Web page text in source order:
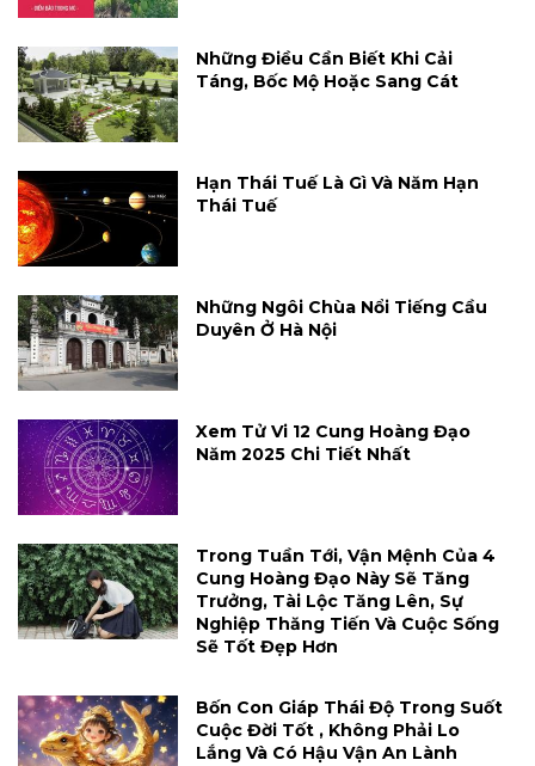
Những Điều Cần Biết Khi Cải
Táng, Bốc Mộ Hoặc Sang Cát
Hạn Thái Tuế Là Gì Và Năm Hạn
Thái Tuế
Những Ngôi Chùa Nổi Tiếng Cầu
Duyên Ở Hà Nội
Xem Tử Vi 12 Cung Hoàng Đạo
Năm 2025 Chi Tiết Nhất
Trong Tuần Tới, Vận Mệnh Của 4
Cung Hoàng Đạo Này Sẽ Tăng
Trưởng, Tài Lộc Tăng Lên, Sự
Nghiệp Thăng Tiến Và Cuộc Sống
Sẽ Tốt Đẹp Hơn
Bốn Con Giáp Thái Độ Trong Suốt
Cuộc Đời Tốt , Không Phải Lo
Lắng Và Có Hậu Vận An Lành